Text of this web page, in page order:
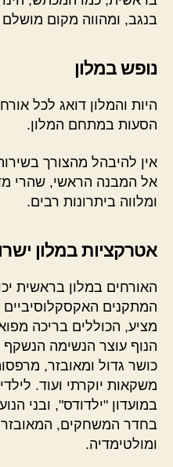
בנגב, ומהווה מקום
נופש במלון
היות והמלון דואג לכל
הסעות במתחם המלון.
אין להיבהל מהצורך
אל המבנה הראשי, שהרי
ומלווה ביתרונות רבים.
אטרקציות במלון
האורחים במלון בראשית
המתקנים האקסקלוסיביים
מציע, הכוללים בריכה
הנוף עוצר הנשימה
כושר גדול ומאובזר,
משקאות יוקרתי ועוד.
במועדון "ילדודס", ובני
בחדר המשחקים,
ומולטימדיה.